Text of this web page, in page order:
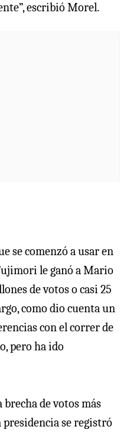
escribió Morel.
se comenzó a usar en
le ganó a Mario
de votos o casi 25
como dio cuenta un
con el correr de
pero ha ido
de votos más
se registró